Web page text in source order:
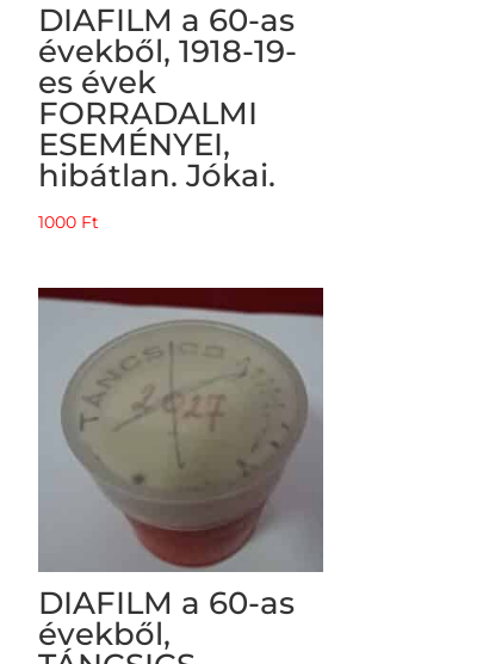
DIAFILM a 60-as
évekből, 1918-19-
es évek
FORRADALMI
ESEMÉNYEI,
hibátlan. Jókai.
1000 Ft
DIAFILM a 60-as
évekből,